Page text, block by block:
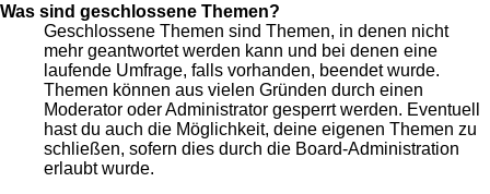
Was sind geschlossene Themen?
Geschlossene Themen sind Themen, in denen nicht
mehr geantwortet werden kann und bei denen eine
laufende Umfrage, falls vorhanden, beendet wurde.
Themen können aus vielen Gründen durch einen
Moderator oder Administrator gesperrt werden. Eventuell
hast du auch die Möglichkeit, deine eigenen Themen zu
schließen, sofern dies durch die Board-Administration
erlaubt wurde.